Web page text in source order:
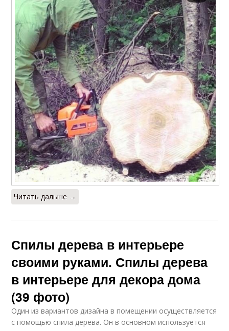
Читать дальше →
Спилы дерева в интерьере
своими руками. Спилы дерева
в интерьере для декора дома
(39 фото)
Один из вариантов дизайна в помещении осуществляется
с помощью спила дерева. Он в основном используется